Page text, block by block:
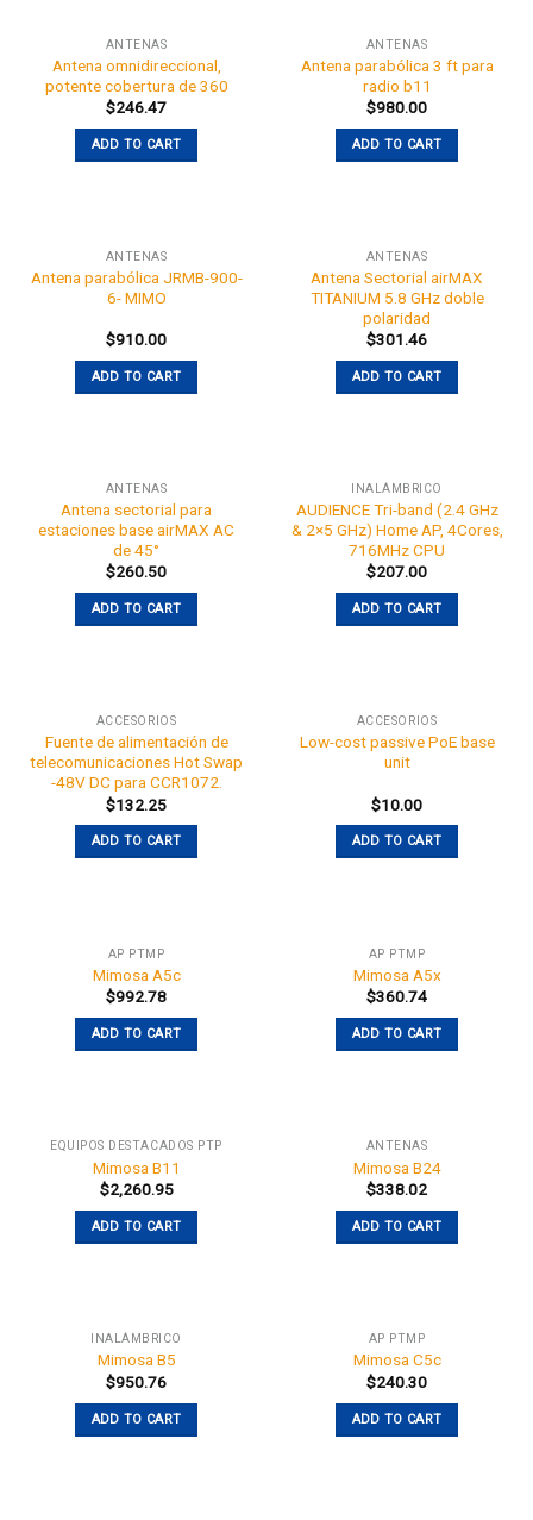
ANTENAS
Antena omnidireccional,
potente cobertura de 360
$246.47
ADD TO CART
ANTENAS
Antena parabólica 3 ft para
radio b11
$980.00
ADD TO CART
ANTENAS
Antena parabólica JRMB-900-
6- MIMO
$910.00
ADD TO CART
ANTENAS
Antena Sectorial airMAX
TITANIUM 5.8 GHz doble
polaridad
$301.46
ADD TO CART
ANTENAS
Antena sectorial para
estaciones base airMAX AC
de 45°
$260.50
ADD TO CART
INALÁMBRICO
AUDIENCE Tri-band (2.4 GHz
& 2×5 GHz) Home AP, 4Cores,
716MHz CPU
$207.00
ADD TO CART
ACCESORIOS
Fuente de alimentación de
telecomunicaciones Hot Swap
-48V DC para CCR1072.
$132.25
ADD TO CART
ACCESORIOS
Low-cost passive PoE base
unit
$10.00
ADD TO CART
AP PTMP
Mimosa A5c
$992.78
ADD TO CART
AP PTMP
Mimosa A5x
$360.74
ADD TO CART
EQUIPOS DESTACADOS PTP
Mimosa B11
$2,260.95
ADD TO CART
ANTENAS
Mimosa B24
$338.02
ADD TO CART
INALÁMBRICO
Mimosa B5
$950.76
ADD TO CART
AP PTMP
Mimosa C5c
$240.30
ADD TO CART